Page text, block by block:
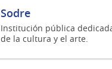
Sodre
Institución pública
de la cultura y el arte.